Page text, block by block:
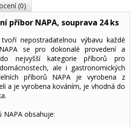
(0)
příbor NAPA, souprava 24 ks
nepostradatelnou výbavu každé
se pro dokonalé provedení a
nejvyšší kategorie příborů pro
ale i gastronomických
příborů NAPA je vyrobena z
a je vyrobena kováním, je vhodná do
NAPA obsahuje: